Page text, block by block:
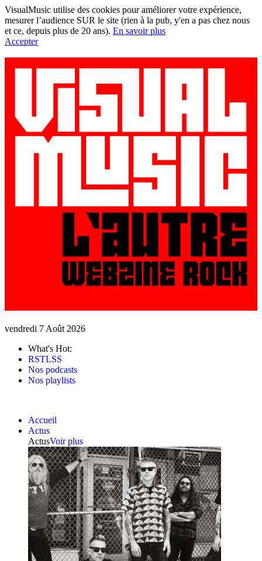
VisualMusic utilise des cookies pour améliorer votre expérience,
mesurer l’audience SUR le site (rien à la pub, y'en a pas chez nous
et ce, depuis plus de 20 ans). En savoir plus
Accepter
vendredi 7 Août 2026
What's Hot:
RSTLSS
Nos podcasts
Nos playlists
Accueil
Actus
ActusVoir plus